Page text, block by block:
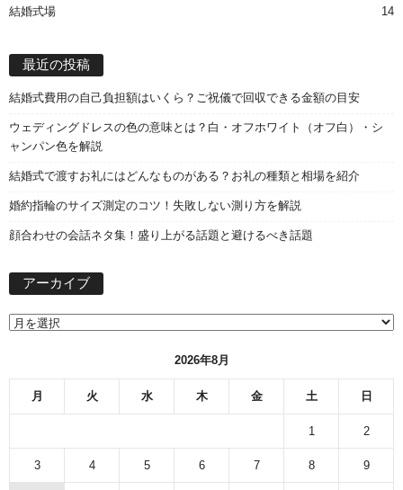
結婚式場
14
最近の投稿
結婚式費用の自己負担額はいくら？ご祝儀で回収できる金額の目安
ウェディングドレスの色の意味とは？白・オフホワイト（オフ白）・シ
ャンパン色を解説
結婚式で渡すお礼にはどんなものがある？お礼の種類と相場を紹介
婚約指輪のサイズ測定のコツ！失敗しない測り方を解説
顔合わせの会話ネタ集！盛り上がる話題と避けるべき話題
アーカイブ
2026年8月
月 火 水 木 金 土 日
1 2
3 4 5 6 7 8 9